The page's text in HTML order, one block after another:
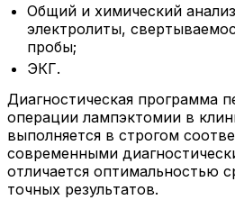
Общий и химический
электролиты,
пробы;
ЭКГ.
Диагностическая программа
операции лампэктомии в
выполняется в строгом
современными
отличается оптимальностью
точных результатов.